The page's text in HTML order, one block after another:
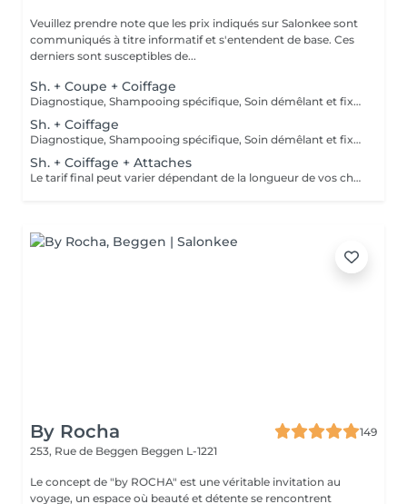
Veuillez prendre note que les prix indiqués sur Salonkee sont
communiqués à titre informatif et s'entendent de base. Ces
derniers sont susceptibles de...
Sh. + Coupe + Coiffage
Diagnostique, Shampooing spécifique, Soin démêlant et fixation inclus. Veuillez prendre note que les prix indiqués sur Salonkee sont communiqués à titre informatif et s'entendent de base. Ces derniers sont susceptibles de varier selon le diagnostic réalisé à votre arrivée au salon et l'expertise du professionnel à qui vous confiez votre beauté. Dans tous les cas, un devis précis vous sera proposé et toutes réalisations de prestations seront effectuées avec votre accord.
Sh. + Coiffage
Diagnostique, Shampooing spécifique, Soin démêlant et fixation inclus. Veuillez prendre note que les prix indiqués sur Salonkee sont communiqués à titre informatif et s'entendent de base. Ces derniers sont susceptibles de varier selon le diagnostic réalisé à votre arrivée au salon et l'expertise du professionnel à qui vous confiez votre beauté. Dans tous les cas, un devis précis vous sera proposé et toutes réalisations de prestations seront effectuées avec votre accord.
Sh. + Coiffage + Attaches
Le tarif final peut varier dépendant de la longueur de vos cheveux ainsi que des soins et produits utilisés.
By Rocha
149
253, Rue de Beggen Beggen L-1221
Le concept de "by ROCHA" est une véritable invitation au
voyage, un espace où beauté et détente se rencontrent